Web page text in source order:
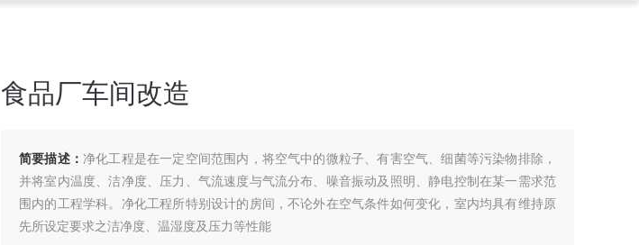
食品厂车间改造
简要描述： 净化工程是在一定空间范围内，将空气中的微粒子、有害空气、细菌等污染物排除，
并将室内温度、洁净度、压力、气流速度与气流分布、噪音振动及照明、静电控制在某一需求范
围内的工程学科。净化工程所特别设计的房间，不论外在空气条件如何变化，室内均具有维持原
先所设定要求之洁净度、温湿度及压力等性能